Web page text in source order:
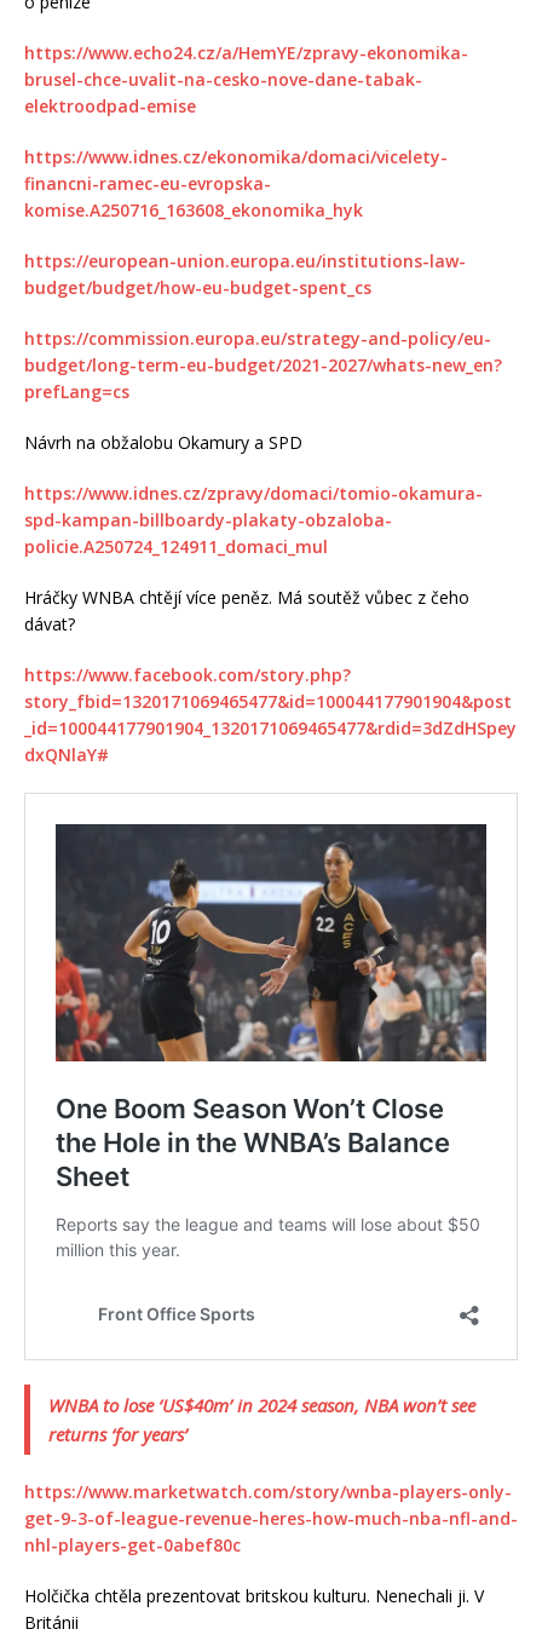
https://www.echo24.cz/a/HemYE/zpravy-ekonomika-
brusel-chce-uvalit-na-cesko-nove-dane-tabak-
elektroodpad-emise
https://www.idnes.cz/ekonomika/domaci/vicelety-
financni-ramec-eu-evropska-
komise.A250716_163608_ekonomika_hyk
https://european-union.europa.eu/institutions-law-
budget/budget/how-eu-budget-spent_cs
https://commission.europa.eu/strategy-and-policy/eu-
budget/long-term-eu-budget/2021-2027/whats-new_en?
prefLang=cs
Návrh na obžalobu Okamury a SPD
https://www.idnes.cz/zpravy/domaci/tomio-okamura-
spd-kampan-billboardy-plakaty-obzaloba-
policie.A250724_124911_domaci_mul
Hráčky WNBA chtějí více peněz. Má soutěž vůbec z čeho
dávat?
https://www.facebook.com/story.php?
story_fbid=1320171069465477&id=100044177901904&post
_id=100044177901904_1320171069465477&rdid=3dZdHSpey
dxQNlaY#
WNBA to lose ‘US$40m’ in 2024 season, NBA won’t see
returns ‘for years’
https://www.marketwatch.com/story/wnba-players-only-
get-9-3-of-league-revenue-heres-how-much-nba-nfl-and-
nhl-players-get-0abef80c
Holčička chtěla prezentovat britskou kulturu. Nenechali ji. V
Británii